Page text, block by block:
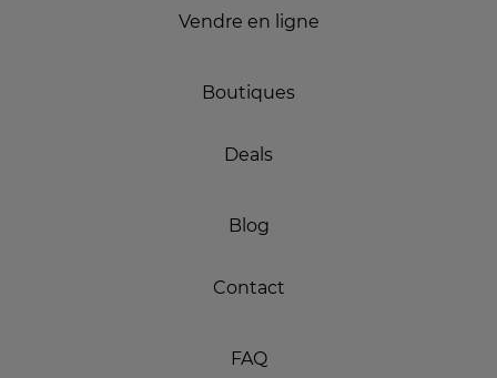
Vendre en ligne
Boutiques
Deals
Blog
Contact
FAQ